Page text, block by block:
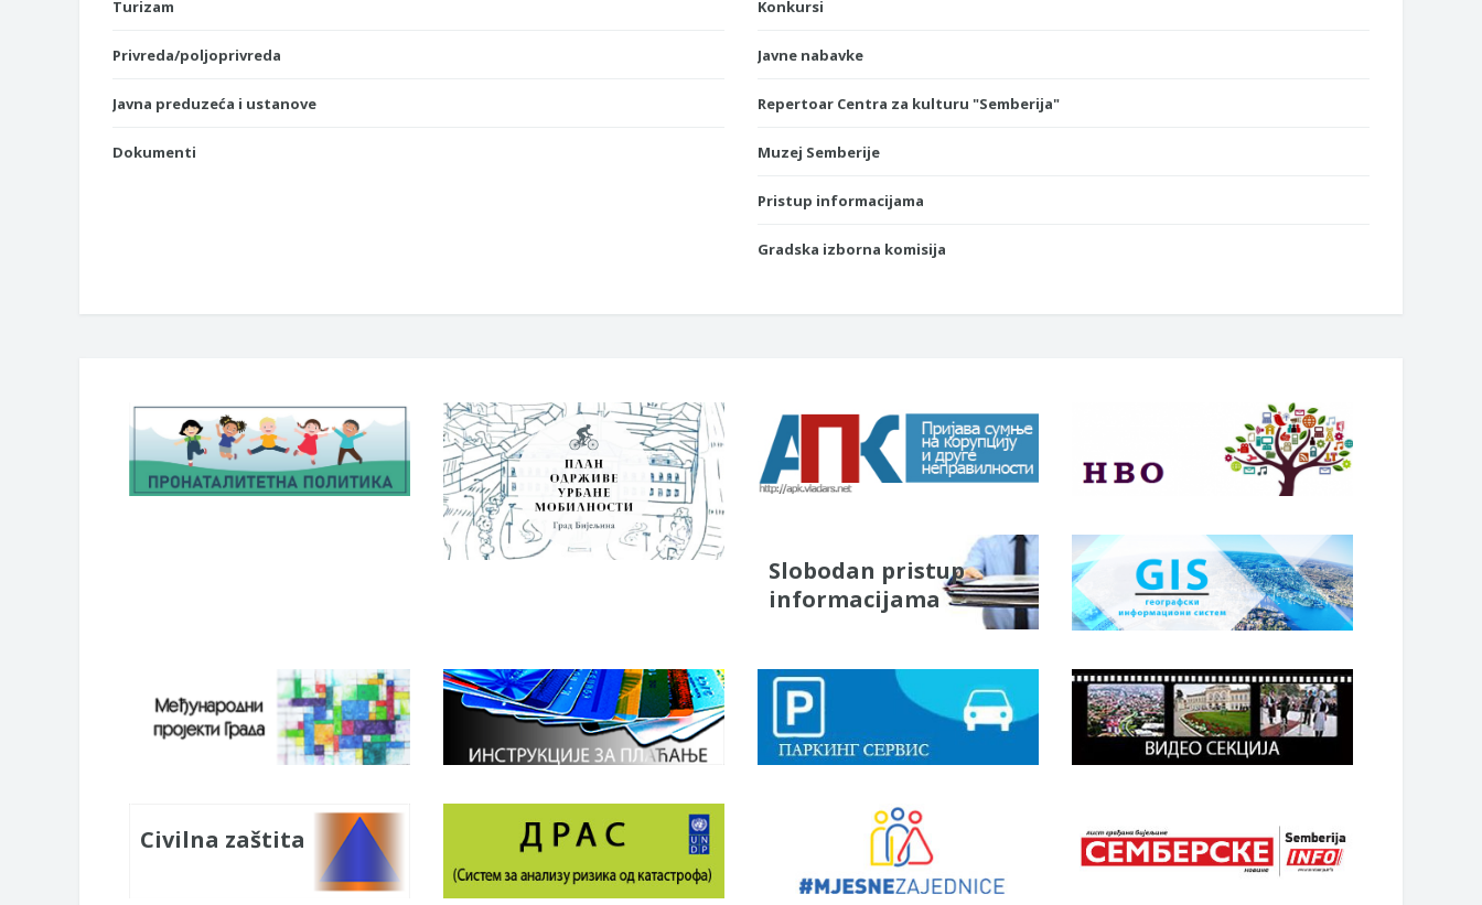
Turizam
Privreda/poljoprivreda
Javna preduzeća i ustanove
Dokumenti
Konkursi
Javne nabavke
Repertoar Centra za kulturu "Semberija"
Muzej Semberije
Pristup informacijama
Gradska izborna komisija
Slobodan pristup
informacijama
Civilna zaštita